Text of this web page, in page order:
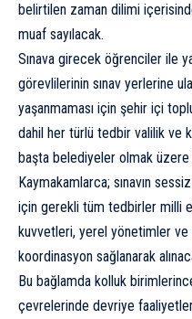
belirtilen zaman dilimi
muaf sayılacak.
Sınava girecek öğrenciler ile
görevlilerinin sınav yerlerine
yaşanmaması için şehir içi toplu
dahil her türlü tedbir valilik ve
başta belediyeler olmak
Kaymakamlarca; sınavın
için gerekli tüm tedbirler milli
kuvvetleri, yerel yönetimler
koordinasyon sağlanarak
Bu bağlamda kolluk
çevrelerinde devriye